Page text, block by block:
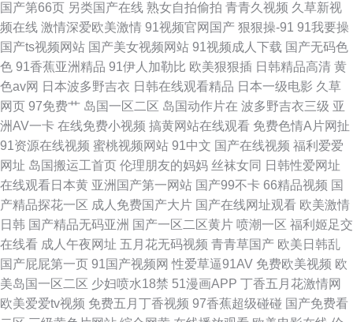
国产第66页 另类国产在线 熟女自拍偷拍 青青久视频 久草新视
频在线 激情深爱欧美激情 91视频官网国产 狠狠操-91 91我要操
国产ts视频网站 国产美女视频网站 91视频成人下载 国产无码色
色 91香蕉亚洲精品 91伊人加勒比 欧美狠狠插 日韩精品高清 黄
色av网 日本波多野吉衣 日韩在线观看精品 日本一级电影 久草
网页 97免费艹 岛国一区二区 岛国动作片在 波多野吉衣三级 亚
洲AV一卡 在线免费小视频 搞黄网站在线观看 免费色情A片网扯
91资源在线视频 蜜桃视频网站 91中文 国产在线视频 福利爱爱
网址 岛国搬运工首页 伦理朋友的妈妈 丝袜女同 日韩性爱网址
在线观看日本黄 亚洲国产第一网站 国产99不卡 66精品视频 国
产精品探花一区 成人免费国产大片 国产在线网址观看 欧美激情
日韩 国产精品无码亚洲 国产一区二区黄片 喷潮一区 福利姬足交
在线看 成人午夜网址 五月花无码视频 青青草国产 欧美日韩乱
国产屁屁第一页 91国产视频网 性爱草逼91AV 免费欧美视频 欧
美岛国一区二区 少妇喷水18禁 51漫画APP 丁香五月花激情网
欧美爱爱tv视频 免费五月丁香视频 97香蕉超级碰碰 国产免费看